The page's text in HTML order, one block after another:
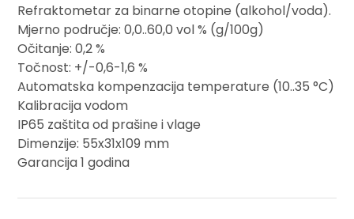
Refraktometar za binarne otopine (alkohol/voda).
Mjerno područje: 0,0..60,0 vol % (g/100g)
Očitanje: 0,2 %
Točnost: +/-0,6-1,6 %
Automatska kompenzacija temperature (10..35 °C)
Kalibracija vodom
IP65 zaštita od prašine i vlage
Dimenzije: 55x31x109 mm
Garancija 1 godina